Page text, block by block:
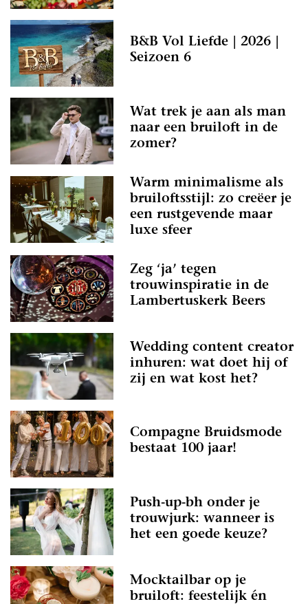
B&B Vol Liefde | 2026 |
Seizoen 6
Wat trek je aan als man
naar een bruiloft in de
zomer?
Warm minimalisme als
bruiloftsstijl: zo creëer je
een rustgevende maar
luxe sfeer
Zeg ‘ja’ tegen
trouwinspiratie in de
Lambertuskerk Beers
Wedding content creator
inhuren: wat doet hij of
zij en wat kost het?
Compagne Bruidsmode
bestaat 100 jaar!
Push-up-bh onder je
trouwjurk: wanneer is
het een goede keuze?
Mocktailbar op je
bruiloft: feestelijk én